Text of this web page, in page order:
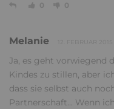
0 0
Melanie
Ja, es geht vorwiegend
Kindes zu stillen, aber
dass sie selbst auch
Partnerschaft... Wenn